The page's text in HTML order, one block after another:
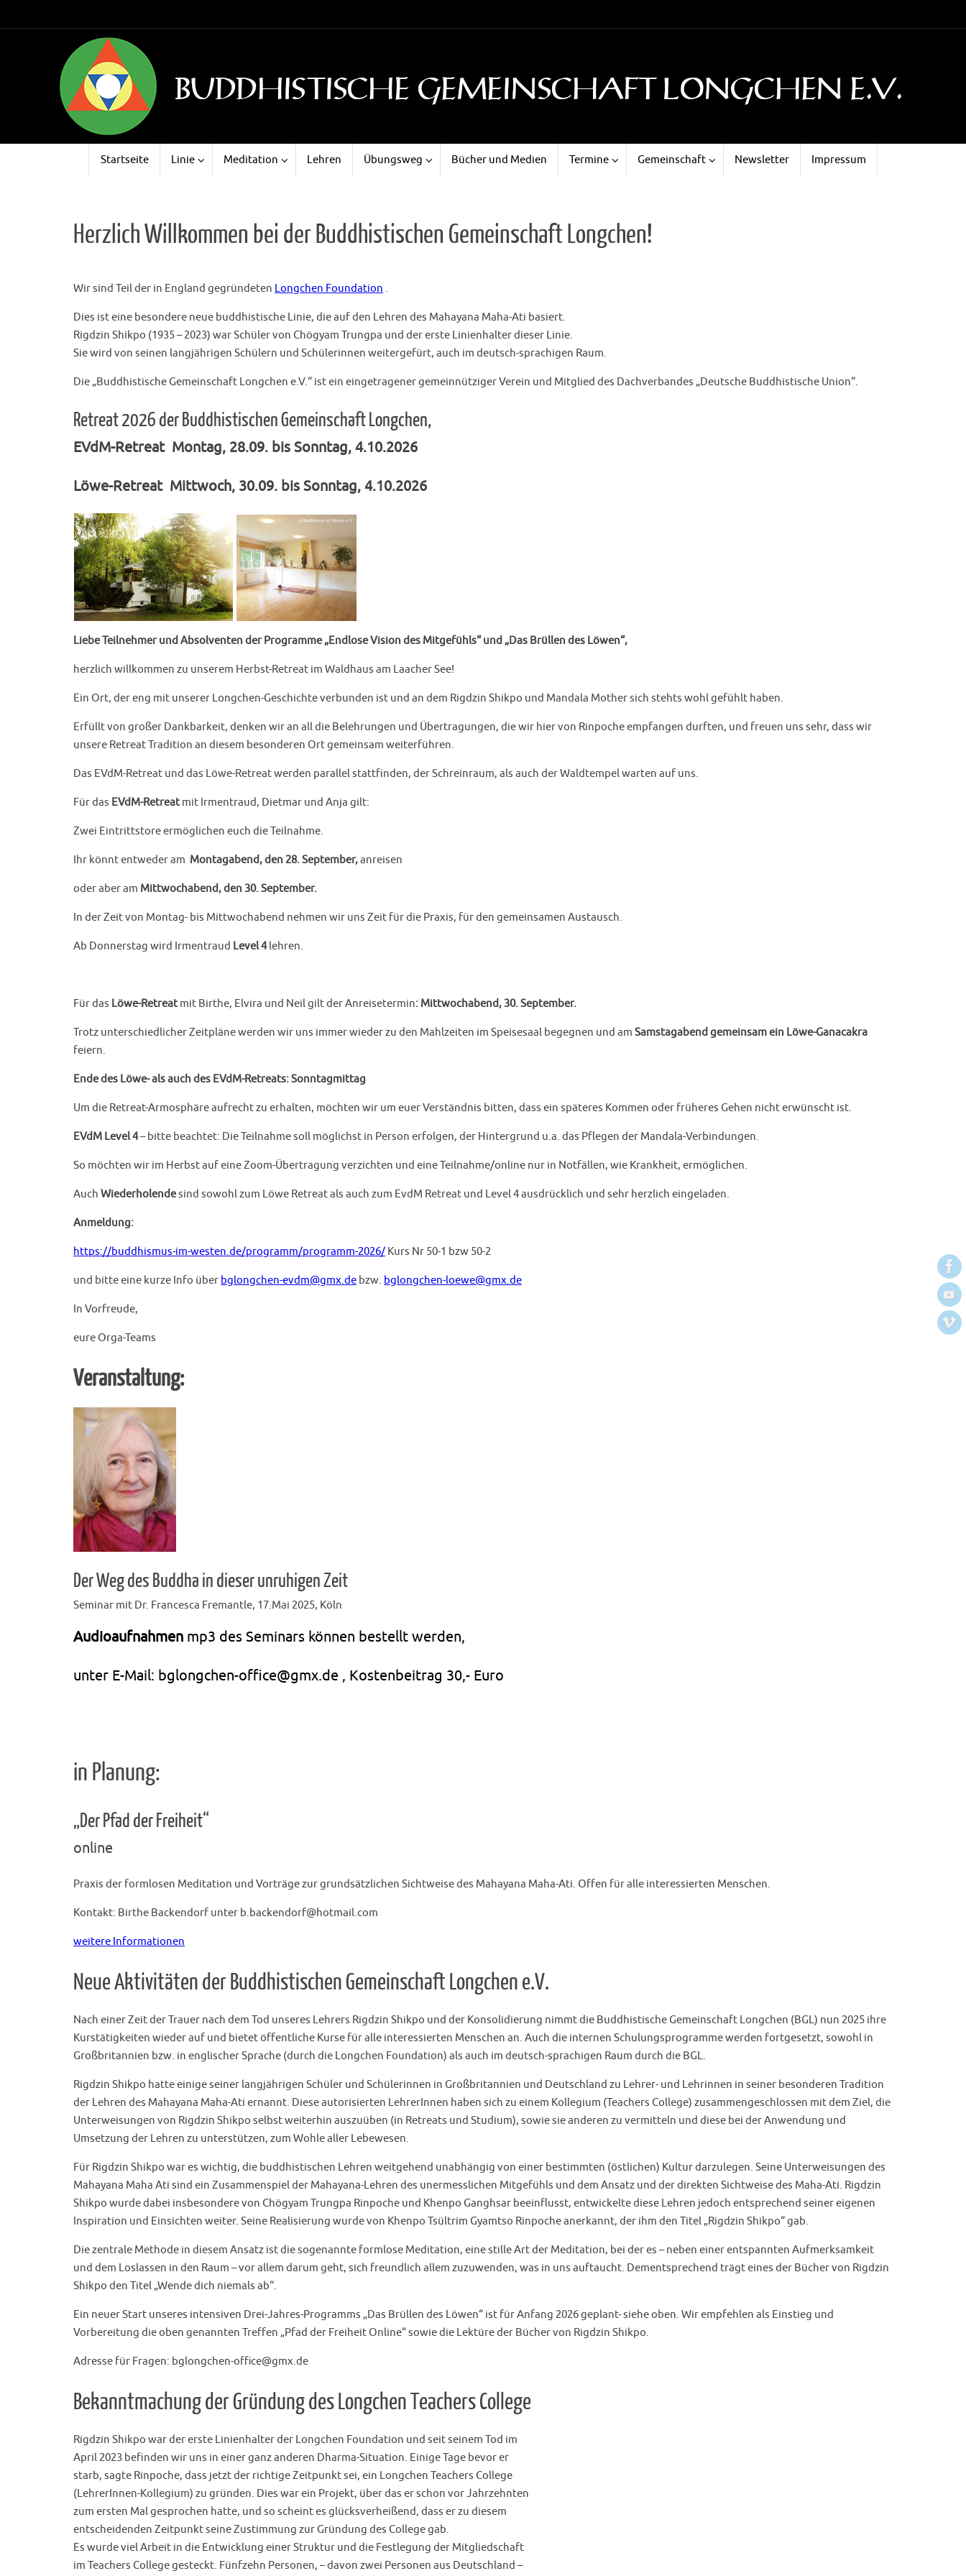
Inhalt
Startseite Linie Meditation Lehren Übungsweg Bücher und Medien Termine Gemeinschaft Newsletter Impressum
Herzlich Willkommen bei der Buddhistischen Gemeinschaft Longchen!
Wir sind Teil der in England gegründeten Longchen Foundation .
Dies ist eine besondere neue buddhistische Linie, die auf den Lehren des Mahayana Maha-Ati basiert.
Rigdzin Shikpo (1935 – 2023) war Schüler von Chögyam Trungpa und der erste Linienhalter dieser Linie.
Sie wird von seinen langjährigen Schülern und Schülerinnen weitergefürt, auch im deutsch-sprachigen Raum.
Die „Buddhistische Gemeinschaft Longchen e.V.“ ist ein eingetragener gemeinnütziger Verein und Mitglied des Dachverbandes „Deutsche Buddhistische Union“.
Retreat 2026 der Buddhistischen Gemeinschaft Longchen,
EVdM-Retreat Montag, 28.09. bis Sonntag, 4.10.2026
Löwe-Retreat Mittwoch, 30.09. bis Sonntag, 4.10.2026
Liebe Teilnehmer und Absolventen der Programme „Endlose Vision des Mitgefühls“ und „Das Brüllen des Löwen“,
herzlich willkommen zu unserem Herbst-Retreat im Waldhaus am Laacher See!
Ein Ort, der eng mit unserer Longchen-Geschichte verbunden ist und an dem Rigdzin Shikpo und Mandala Mother sich stehts wohl gefühlt haben.
Erfüllt von großer Dankbarkeit, denken wir an all die Belehrungen und Übertragungen, die wir hier von Rinpoche empfangen durften, und freuen uns sehr, dass wir
unsere Retreat Tradition an diesem besonderen Ort gemeinsam weiterführen.
Das EVdM-Retreat und das Löwe-Retreat werden parallel stattfinden, der Schreinraum, als auch der Waldtempel warten auf uns.
Für das EVdM-Retreatmit Irmentraud, Dietmar und Anja gilt:
Zwei Eintrittstore ermöglichen euch die Teilnahme.
Ihr könnt entweder am Montagabend, den 28. September,anreisen
oder aber am Mittwochabend, den 30. September.
In der Zeit von Montag- bis Mittwochabend nehmen wir uns Zeit für die Praxis, für den gemeinsamen Austausch.
Ab Donnerstag wird Irmentraud Level 4lehren.
Für das Löwe-Retreatmit Birthe, Elvira und Neil gilt der Anreisetermin: Mittwochabend, 30. September.
Trotz unterschiedlicher Zeitpläne werden wir uns immer wieder zu den Mahlzeiten im Speisesaal begegnen und am Samstagabend gemeinsam ein Löwe-Ganacakra
feiern.
Ende des Löwe- als auch des EVdM-Retreats: Sonntagmittag
Um die Retreat-Armosphäre aufrecht zu erhalten, möchten wir um euer Verständnis bitten, dass ein späteres Kommen oder früheres Gehen nicht erwünscht ist.
EVdM Level 4– bitte beachtet: Die Teilnahme soll möglichst in Person erfolgen, der Hintergrund u.a. das Pflegen der Mandala-Verbindungen.
So möchten wir im Herbst auf eine Zoom-Übertragung verzichten und eine Teilnahme/online nur in Notfällen, wie Krankheit, ermöglichen.
Auch Wiederholendesind sowohl zum Löwe Retreat als auch zum EvdM Retreat und Level 4 ausdrücklich und sehr herzlich eingeladen.
Anmeldung:
https://buddhismus-im-westen.de/programm/programm-2026/ Kurs Nr 50-1 bzw 50-2
und bitte eine kurze Info über bglongchen-evdm@gmx.de bzw. bglongchen-loewe@gmx.de
In Vorfreude,
eure Orga-Teams
Veranstaltung:
Der Weg des Buddha in dieser unruhigen Zeit
Seminar mit Dr. Francesca Fremantle, 17.Mai 2025, Köln
Audioaufnahmen mp3 des Seminars können bestellt werden,
unter E-Mail: bglongchen-office@gmx.de , Kostenbeitrag 30,- Euro
in Planung:
„Der Pfad der Freiheit“
online
Praxis der formlosen Meditation und Vorträge zur grundsätzlichen Sichtweise des Mahayana Maha-Ati. Offen für alle interessierten Menschen.
Kontakt: Birthe Backendorf unter b.backendorf@hotmail.com
weitere Informationen
Neue Aktivitäten der Buddhistischen Gemeinschaft Longchen e.V.
Nach einer Zeit der Trauer nach dem Tod unseres Lehrers Rigdzin Shikpo und der Konsolidierung nimmt die Buddhistische Gemeinschaft Longchen (BGL) nun 2025 ihre
Kurstätigkeiten wieder auf und bietet öffentliche Kurse für alle interessierten Menschen an. Auch die internen Schulungsprogramme werden fortgesetzt, sowohl in
Großbritannien bzw. in englischer Sprache (durch die Longchen Foundation) als auch im deutsch-sprachigen Raum durch die BGL.
Rigdzin Shikpo hatte einige seiner langjährigen Schüler und Schülerinnen in Großbritannien und Deutschland zu Lehrer- und Lehrinnen in seiner besonderen Tradition
der Lehren des Mahayana Maha-Ati ernannt. Diese autorisierten LehrerInnen haben sich zu einem Kollegium (Teachers College) zusammengeschlossen mit dem Ziel, die
Unterweisungen von Rigdzin Shikpo selbst weiterhin auszuüben (in Retreats und Studium), sowie sie anderen zu vermitteln und diese bei der Anwendung und
Umsetzung der Lehren zu unterstützen, zum Wohle aller Lebewesen.
Für Rigdzin Shikpo war es wichtig, die buddhistischen Lehren weitgehend unabhängig von einer bestimmten (östlichen) Kultur darzulegen. Seine Unterweisungen des
Mahayana Maha Ati sind ein Zusammenspiel der Mahayana-Lehren des unermesslichen Mitgefühls und dem Ansatz und der direkten Sichtweise des Maha-Ati. Rigdzin
Shikpo wurde dabei insbesondere von Chögyam Trungpa Rinpoche und Khenpo Ganghsar beeinflusst, entwickelte diese Lehren jedoch entsprechend seiner eigenen
Inspiration und Einsichten weiter. Seine Realisierung wurde von Khenpo Tsültrim Gyamtso Rinpoche anerkannt, der ihm den Titel „Rigdzin Shikpo“ gab.
Die zentrale Methode in diesem Ansatz ist die sogenannte formlose Meditation, eine stille Art der Meditation, bei der es – neben einer entspannten Aufmerksamkeit
und dem Loslassen in den Raum – vor allem darum geht, sich freundlich allem zuzuwenden, was in uns auftaucht. Dementsprechend trägt eines der Bücher von Rigdzin
Shikpo den Titel „Wende dich niemals ab“.
Ein neuer Start unseres intensiven Drei-Jahres-Programms „Das Brüllen des Löwen“ ist für Anfang 2026 geplant- siehe oben. Wir empfehlen als Einstieg und
Vorbereitung die oben genannten Treffen „Pfad der Freiheit Online“ sowie die Lektüre der Bücher von Rigdzin Shikpo.
Adresse für Fragen: bglongchen-office@gmx.de
Bekanntmachung der Gründung des Longchen Teachers College
Rigdzin Shikpo war der erste Linienhalter der Longchen Foundation und seit seinem Tod im
April 2023 befinden wir uns in einer ganz anderen Dharma-Situation. Einige Tage bevor er
starb, sagte Rinpoche, dass jetzt der richtige Zeitpunkt sei, ein Longchen Teachers College
(LehrerInnen-Kollegium) zu gründen. Dies war ein Projekt, über das er schon vor Jahrzehnten
zum ersten Mal gesprochen hatte, und so scheint es glücksverheißend, dass er zu diesem
entscheidenden Zeitpunkt seine Zustimmung zur Gründung des College gab.
Es wurde viel Arbeit in die Entwicklung einer Struktur und die Festlegung der Mitgliedschaft
im Teachers College gesteckt. Fünfzehn Personen, – davon zwei Personen aus Deutschland –